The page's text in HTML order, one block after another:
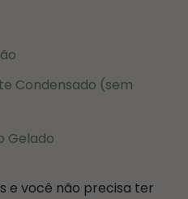
Condensado (sem
Gelado
e você não precisa ter